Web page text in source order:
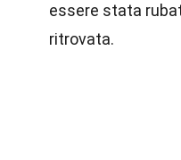
essere stata
ritrovata.